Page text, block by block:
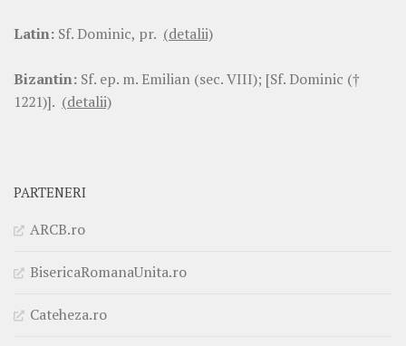
Latin: Sf. Dominic, pr. (detalii)
Bizantin: Sf. ep. m. Emilian (sec. VIII); [Sf. Dominic (†
1221)]. (detalii)
PARTENERI
ARCB.ro
BisericaRomanaUnita.ro
Cateheza.ro